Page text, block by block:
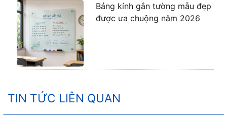
Bảng kính gắn tường mẫu đẹp
được ưa chuộng năm 2026
TIN TỨC LIÊN QUAN